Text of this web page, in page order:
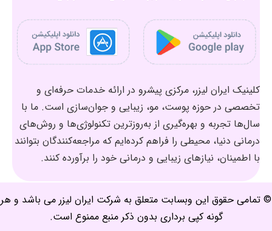
کلینیک ایران لیزر، مرکزی پیشرو در ارائه خدمات حرفه‌ای و
تخصصی در حوزه پوست، مو، زیبایی و جوان‌سازی است. ما با
سال‌ها تجربه و بهره‌گیری از به‌روزترین تکنولوژی‌ها و روش‌های
درمانی دنیا، محیطی را فراهم کرده‌ایم که مراجعه‌کنندگان بتوانند
با اطمینان، نیازهای زیبایی و درمانی خود را برآورده کنند.
© تمامی حقوق این وبسابت متعلق به شرکت ایران لیزر می باشد و هر
گونه کپی برداری بدون ذکر منبع ممنوع است.